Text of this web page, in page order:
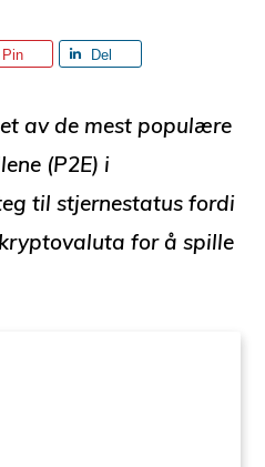
Pin Del
av de mest populære
(P2E) i
til stjernestatus fordi
for å spille